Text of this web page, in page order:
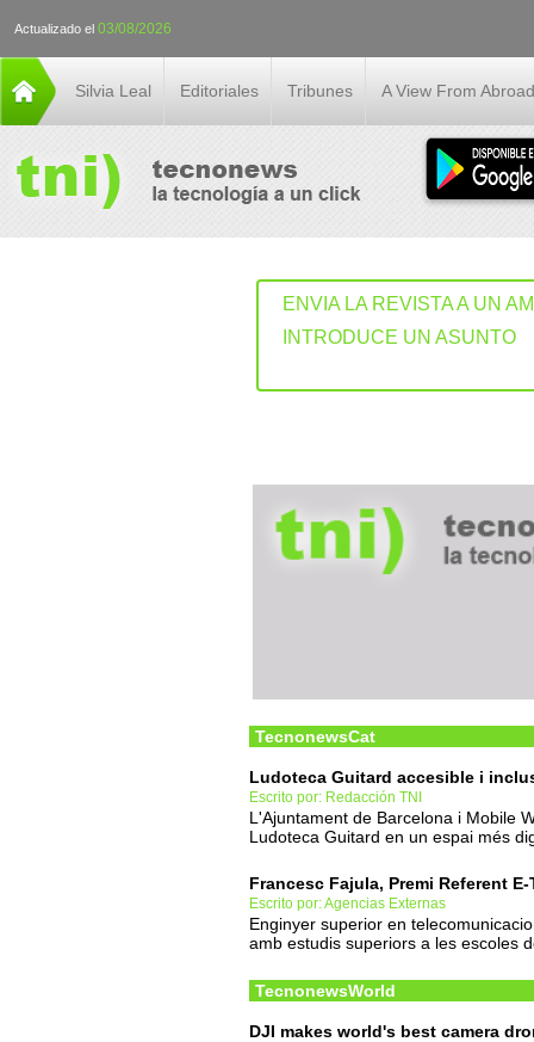
Actualizado el 03/08/2026
Silvia Leal Editoriales Tribunes A View From Abroad
ENVIA LA REVISTA A UN
INTRODUCE UN ASUNTO
TecnonewsCat
Ludoteca Guitard accesible i
Escrito por: Redacción TNI
L'Ajuntament de Barcelona i Mobile
Ludoteca Guitard en un espai més
Francesc Fajula, Premi Referent E-
Escrito por: Agencias Externas
Enginyer superior en
amb estudis superiors a les escoles
TecnonewsWorld
DJI makes world's best camera